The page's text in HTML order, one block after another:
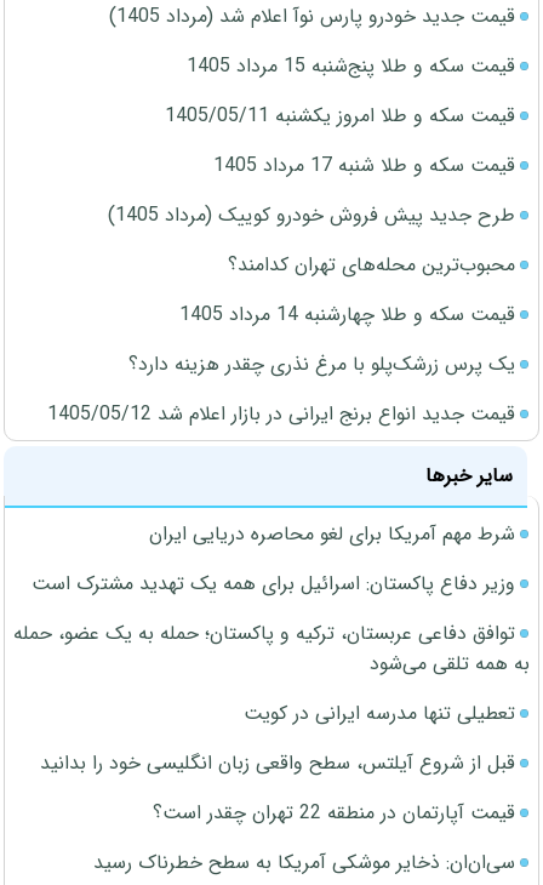
قیمت جدید خودرو پارس نوآ اعلام شد (مرداد 1405)
قیمت سکه و طلا پنج‌شنبه 15 مرداد 1405
قیمت سکه و طلا امروز یکشنبه 1405/05/11
قیمت سکه و طلا شنبه 17 مرداد 1405
طرح جدید پیش فروش خودرو کوییک (مرداد 1405)
محبوب‌ترین محله‌های تهران کدامند؟
قیمت سکه و طلا چهارشنبه 14 مرداد 1405
یک پرس زرشک‌پلو با مرغ نذری چقدر هزینه دارد؟
قیمت جدید انواع برنج ایرانی در بازار اعلام شد 1405/05/12
سایر خبرها
شرط مهم آمریکا برای لغو محاصره دریایی ایران
وزیر دفاع پاکستان: اسرائیل برای همه یک تهدید مشترک است
توافق دفاعی عربستان، ترکیه و پاکستان؛ حمله به یک عضو، حمله
به همه تلقی می‌شود
تعطیلی تنها مدرسه ایرانی در کویت
قبل از شروع آیلتس، سطح واقعی زبان انگلیسی خود را بدانید
قیمت آپارتمان در منطقه 22 تهران چقدر است؟
سی‌ان‌ان: ذخایر موشکی آمریکا به سطح خطرناک رسید